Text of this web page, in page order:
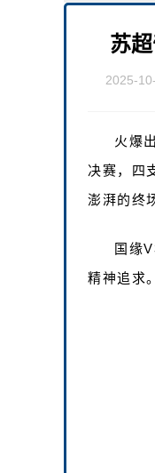
苏
2025-
火爆
决赛，四
澎湃的终
国缘
精神追求。